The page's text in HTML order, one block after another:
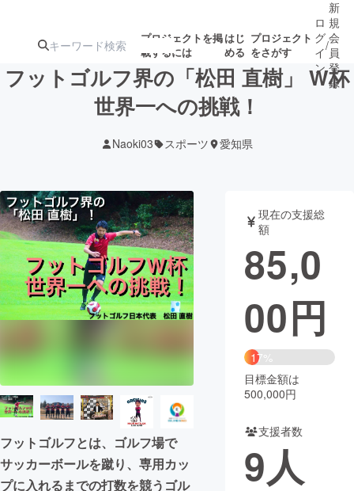
プロジェクトを掲
載するには
はじ
める
プロジェクト
をさがす
ジェクト
募集終了が近いプ
ロジェクト
アート・写真 音楽
テクノロジー・ガジェット ゲーム・
映像・映画 書籍・雑誌
チャレンジ
まちづくり・地域活性化
CAMPFIRE for Social Good
CAMPFIRE Creation
CAMPFIREふるさと納税
コミュニティ
ロ
グ
イ
ン
/
新
規
会
員
登
録
フットゴルフ界の「松田 直樹」 W杯
世界一への挑戦！
Naoki03 スポーツ 愛知県
フットゴルフとは、ゴルフ場で
サッカーボールを蹴り、専用カッ
プに入れるまでの打数を競うゴル
現在の支援総
額
85,0
00円
17%
目標金額は
500,000円
支援者数
9人